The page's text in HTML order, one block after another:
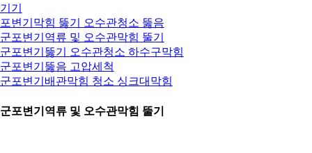
기
변기막힘 뚫기 오수관청소 뚫음
포변기역류 및 오수관막힘 뚤기
포변기뚫기 오수관청소 하수구막힘
포변기뚫음 고압세척
포변기배관막힘 청소 싱크대막힘
포변기역류 및 오수관막힘 뚤기